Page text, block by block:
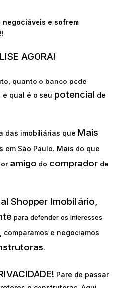
negociáveis e sofrem
AGORA!
quanto o banco pode
e qual é o seu potencial de
das imobiliárias que Mais
em São Paulo. Mais do que
amigo do comprador de
Shopper Imobiliário,
para defender os interesses
comparamos e negociamos
.
Pare de passar